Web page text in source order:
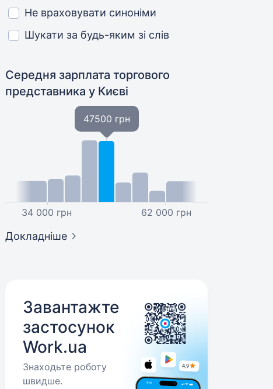
Не враховувати синоніми
Шукати за будь-яким зі слів
Середня зарплата торгового
представникау Києві
34 000 грн
47500 грн
62 000 грн
Докладніше
Завантажте
застосунок
Work.ua
Знаходьте роботу
швидше.